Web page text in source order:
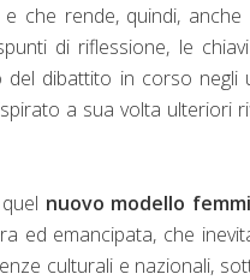
che rende, quindi, anche
di riflessione, le
dibattito in corso
a sua volta ulteriori
nuovo modello
ed emancipata, che
culturali e nazionali,